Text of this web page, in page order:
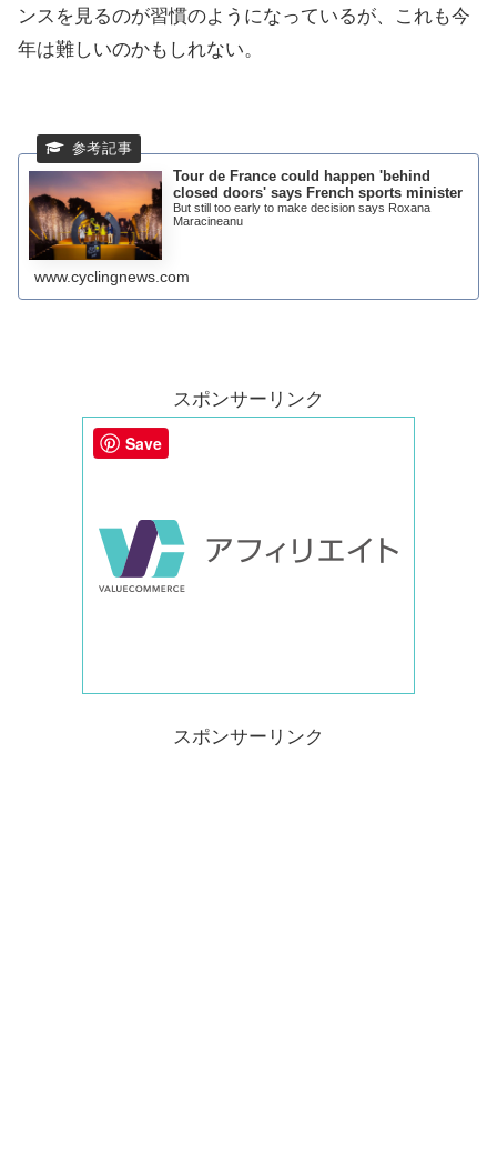
ンスを見るのが習慣のようになっているが、これも今
年は難しいのかもしれない。
Tour de France could happen 'behind
closed doors' says French sports minister
But still too early to make decision says Roxana
Maracineanu
www.cyclingnews.com
スポンサーリンク
スポンサーリンク
Save